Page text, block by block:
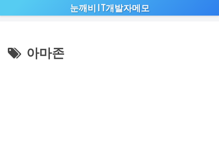
눈깨비IT개발자메모
아마존